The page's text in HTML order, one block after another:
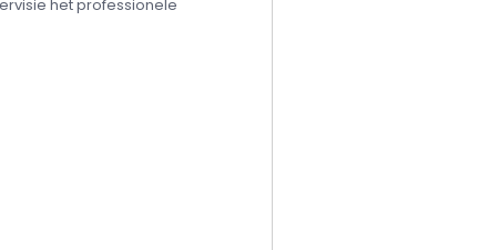
het professionele